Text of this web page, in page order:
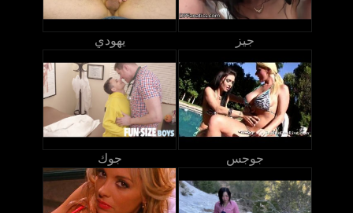
يهودي جيز
جوك جوجس